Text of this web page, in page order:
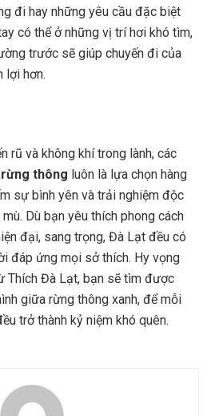
đi hay những yêu cầu đặc biệt
có thể ở những vị trí hơi khó tìm,
trước sẽ giúp chuyến đi của
lợi hơn.
rũ và không khí trong lành, các
thông luôn là lựa chọn hàng
sự bình yên và trải nghiệm độc
Dù bạn yêu thích phong cách
đại, sang trọng, Đà Lạt đều có
đáp ứng mọi sở thích. Hy vọng
Thích Đà Lạt, bạn sẽ tìm được
giữa rừng thông xanh, để mỗi
trở thành kỷ niệm khó quên.